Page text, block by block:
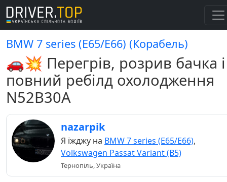
BMW 7 series (E65/E66) (Корабель)
🚗💥 Перегрів, розрив бачка і
повний ребілд охолодження
N52B30A
nazarpik
Я їжджу на BMW 7 series (E65/E66),
Volkswagen Passat Variant (B5)
Тернопіль, Україна